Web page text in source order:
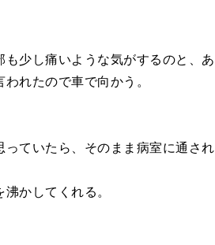
少し痛いような気がするのと、
れたので車で向かう。
ていたら、そのまま病室に通され
かしてくれる。